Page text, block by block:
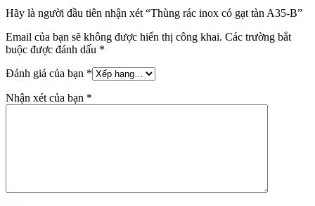
Hãy là người đầu tiên nhận xét “Thùng rác inox có gạt tàn A35-B”
Email của bạn sẽ không được hiển thị công khai. Các trường bắt
buộc được đánh dấu *
Đánh giá của bạn *
Nhận xét của bạn *